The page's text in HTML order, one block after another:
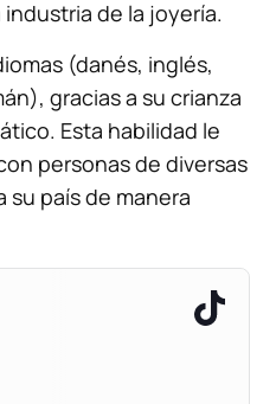
de la joyería.
(danés, inglés,
gracias a su crianza
Esta habilidad le
personas de diversas
país de manera